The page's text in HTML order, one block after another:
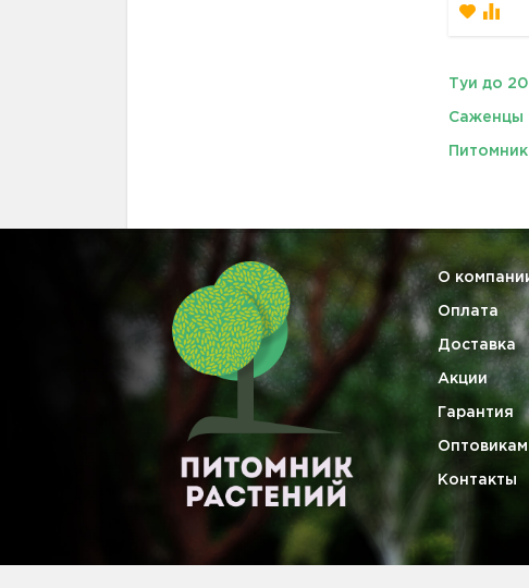
Туи до 20
Саженцы
О
Оплата
Доставка
Акции
Гарантия
Оптовикам
Контакты